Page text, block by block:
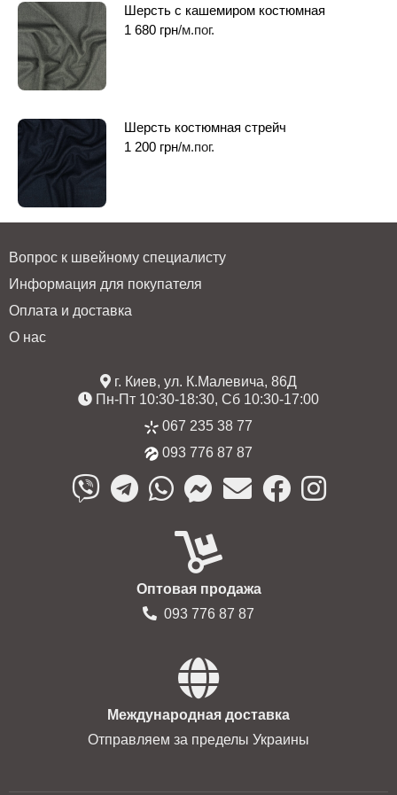
Шерсть с кашемиром костюмная
1 680 грн/м.пог.
Шерсть костюмная стрейч
1 200 грн/м.пог.
Вопрос к швейному специалисту
Информация для покупателя
Оплата и доставка
О нас
г. Киев, ул. К.Малевича, 86Д
Пн-Пт 10:30-18:30, Сб 10:30-17:00
067 235 38 77
093 776 87 87
Оптовая продажа
093 776 87 87
Международная доставка
Отправляем за пределы Украины